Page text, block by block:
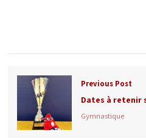
Previous Post
Dates à retenir
Gymnastique